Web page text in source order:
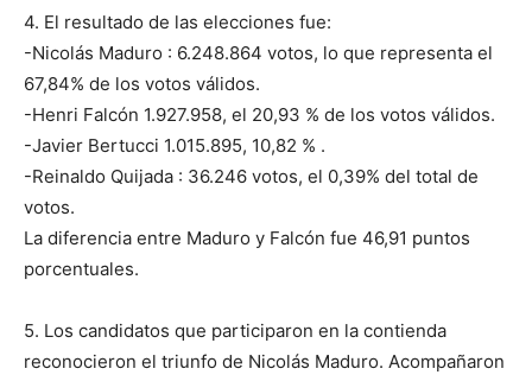
4. El resultado de las elecciones fue:
-Nicolás Maduro : 6.248.864 votos, lo que representa el
67,84% de los votos válidos.
-Henri Falcón 1.927.958, el 20,93 % de los votos válidos.
-Javier Bertucci 1.015.895, 10,82 % .
-Reinaldo Quijada : 36.246 votos, el 0,39% del total de
votos.
La diferencia entre Maduro y Falcón fue 46,91 puntos
porcentuales.
5. Los candidatos que participaron en la contienda
reconocieron el triunfo de Nicolás Maduro. Acompañaron